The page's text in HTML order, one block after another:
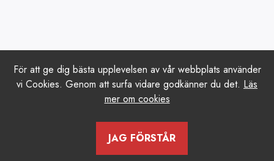
För att ge dig bästa upplevelsen av vår webbplats använder
vi Cookies. Genom att surfa vidare godkänner du det. Läs
mer om cookies
JAG FÖRSTÅR